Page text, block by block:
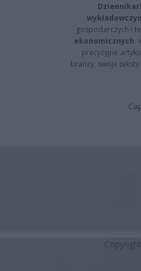
gospodarczych i
ekonomicznych.
precyzyjne
branży, swoje